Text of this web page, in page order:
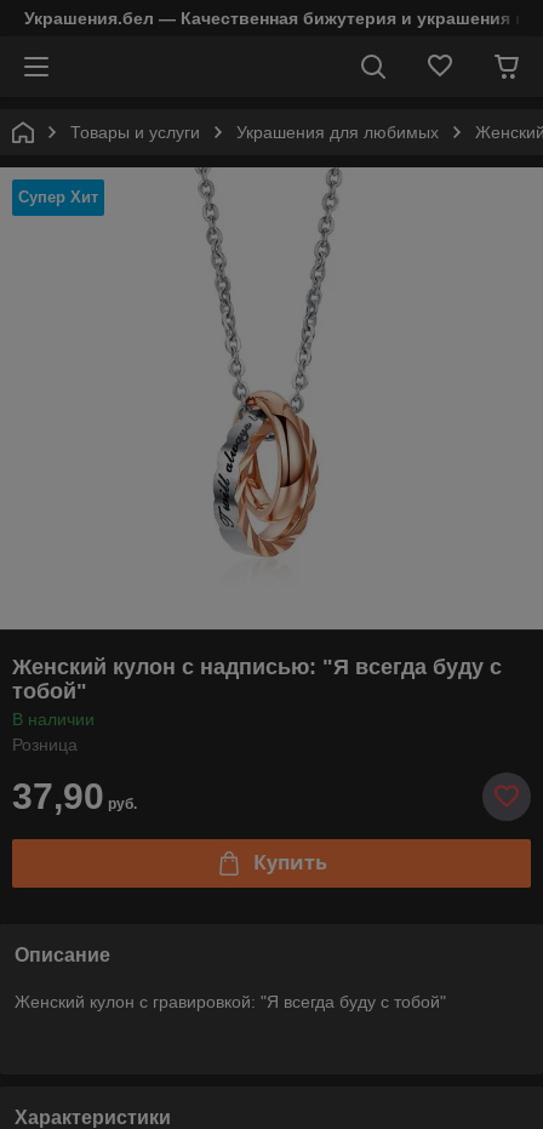
Украшения.бел — Качественная бижутерия и украшения в
Товары и услуги Украшения для любимых
Супер Хит
Женский кулон с надписью: "Я всегда буду с
тобой"
В наличии
Розница
37,90 руб.
Купить
Описание
Женский кулон с гравировкой: "Я всегда буду с тобой"
Характеристики